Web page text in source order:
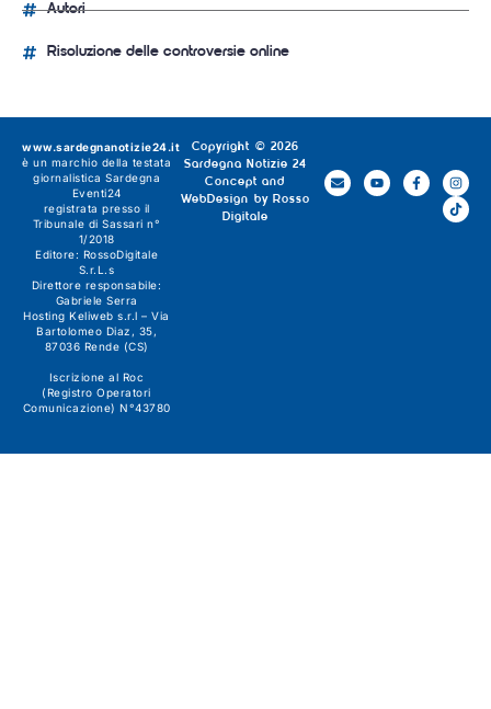
Autori
Risoluzione delle controversie online
Copyright © 2026
Sardegna Notizie 24
Concept and
WebDesign by Rosso
Digitale
www.sardegnanotizie24.it
è un marchio della testata
giornalistica Sardegna
Eventi24
registrata presso il
Tribunale di Sassari n°
1/2018
Editore: RossoDigitale
S.r.L.s
Direttore responsabile:
Gabriele Serra
Hosting Keliweb s.r.l – Via
Bartolomeo Diaz, 35,
87036 Rende (CS)
Iscrizione al Roc
(Registro Operatori
Comunicazione) N°43780